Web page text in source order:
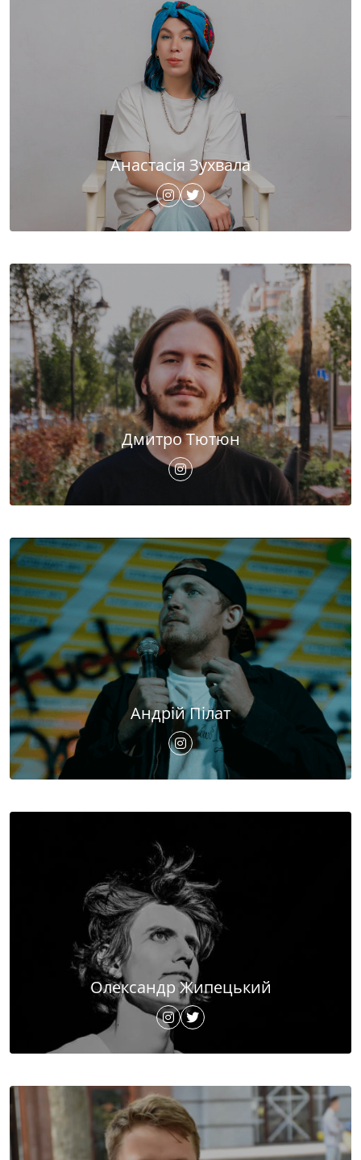
Анастасія Зухвала
Дмитро Тютюн
Андрій Пілат
Олександр Жипецький